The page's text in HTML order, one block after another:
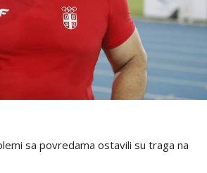
sa povredama ostavili su traga na